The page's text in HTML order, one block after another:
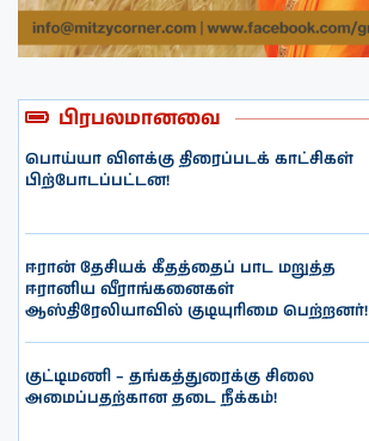
பிரபலமானவை
பொய்யா விளக்கு திரைப்படக் காட்சிகள்
பிற்போடப்பட்டன!
ஈரான் தேசியக் கீதத்தைப் பாட மறுத்த
ஈரானிய வீராங்கனைகள்
ஆஸ்திரேலியாவில் குடியுரிமை பெற்றனர்!
குட்டிமணி – தங்கத்துரைக்கு சிலை
அமைப்பதற்கான தடை நீக்கம்!